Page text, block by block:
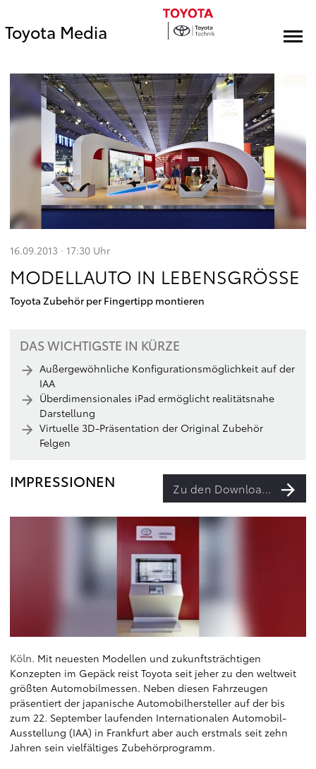
Toyota Media
16.09.2013 · 17:30 Uhr
MODELLAUTO IN LEBENSGRÖSSE
Toyota Zubehör per Fingertipp montieren
DAS WICHTIGSTE IN KÜRZE
Außergewöhnliche Konfigurationsmöglichkeit auf der
IAA
Überdimensionales iPad ermöglicht realitätsnahe
Darstellung
Virtuelle 3D-Präsentation der Original Zubehör
Felgen
IMPRESSIONEN Zu den Downloads
Köln. Mit neuesten Modellen und zukunftsträchtigen
Konzepten im Gepäck reist Toyota seit jeher zu den weltweit
größten Automobilmessen. Neben diesen Fahrzeugen
präsentiert der japanische Automobilhersteller auf der bis
zum 22. September laufenden Internationalen Automobil-
Ausstellung (IAA) in Frankfurt aber auch erstmals seit zehn
Jahren sein vielfältiges Zubehörprogramm.